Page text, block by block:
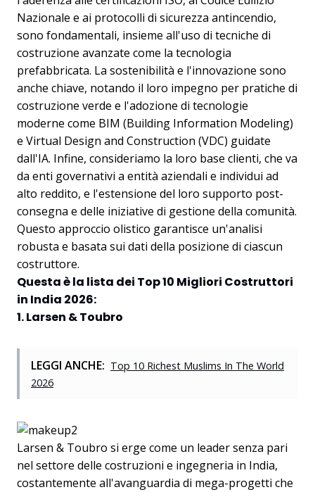
Nazionale e ai protocolli di sicurezza antincendio,
sono fondamentali, insieme all'uso di tecniche di
costruzione avanzate come la tecnologia
prefabbricata. La sostenibilità e l'innovazione sono
anche chiave, notando il loro impegno per pratiche di
costruzione verde e l'adozione di tecnologie
moderne come BIM (Building Information Modeling)
e Virtual Design and Construction (VDC) guidate
dall'IA. Infine, consideriamo la loro base clienti, che va
da enti governativi a entità aziendali e individui ad
alto reddito, e l'estensione del loro supporto post-
consegna e delle iniziative di gestione della comunità.
Questo approccio olistico garantisce un'analisi
robusta e basata sui dati della posizione di ciascun
costruttore.
Questa è la lista dei Top 10 Migliori Costruttori
in India 2026:
1. Larsen & Toubro
LEGGI ANCHE: Top 10 Richest Muslims In The World
2026
Larsen & Toubro si erge come un leader senza pari
nel settore delle costruzioni e ingegneria in India,
costantemente all'avanguardia di mega-progetti che